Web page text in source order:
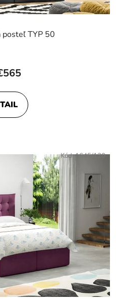
posteľ TYP 50
Kód:1645/120